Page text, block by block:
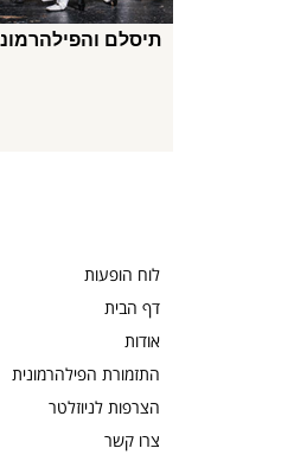
תיסלם
לוח הופעות
דף הבית
אודות
התזמורת הפילהרמונית
הצרפות לניוזלטר
צרו קשר